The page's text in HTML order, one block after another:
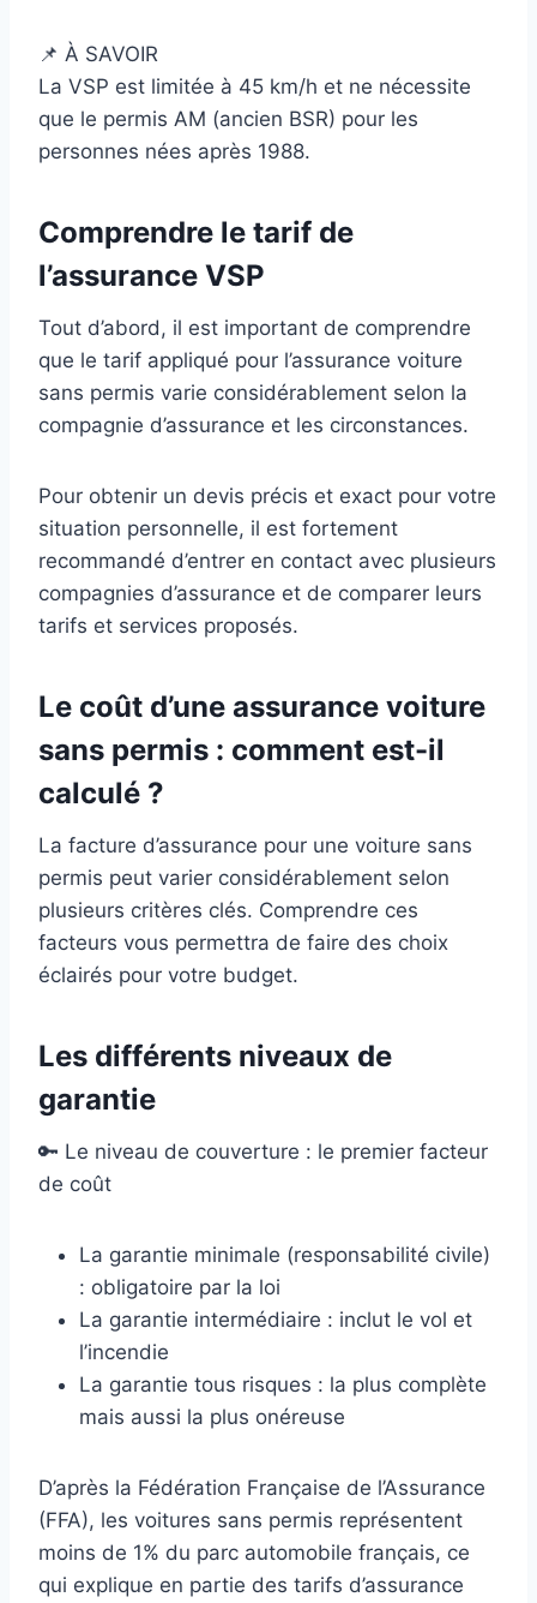
📌 À SAVOIR
La VSP est limitée à 45 km/h et ne nécessite
que le permis AM (ancien BSR) pour les
personnes nées après 1988.
Comprendre le tarif de
l’assurance VSP
Tout d’abord, il est important de comprendre
que le tarif appliqué pour l’assurance voiture
sans permis varie considérablement selon la
compagnie d’assurance et les circonstances.
Pour obtenir un devis précis et exact pour votre
situation personnelle, il est fortement
recommandé d’entrer en contact avec plusieurs
compagnies d’assurance et de comparer leurs
tarifs et services proposés.
Le coût d’une assurance voiture
sans permis : comment est-il
calculé ?
La facture d’assurance pour une voiture sans
permis peut varier considérablement selon
plusieurs critères clés. Comprendre ces
facteurs vous permettra de faire des choix
éclairés pour votre budget.
Les différents niveaux de
garantie
🔑 Le niveau de couverture : le premier facteur
de coût
La garantie minimale (responsabilité civile)
: obligatoire par la loi
La garantie intermédiaire : inclut le vol et
l’incendie
La garantie tous risques : la plus complète
mais aussi la plus onéreuse
D’après la Fédération Française de l’Assurance
(FFA), les voitures sans permis représentent
moins de 1% du parc automobile français, ce
qui explique en partie des tarifs d’assurance